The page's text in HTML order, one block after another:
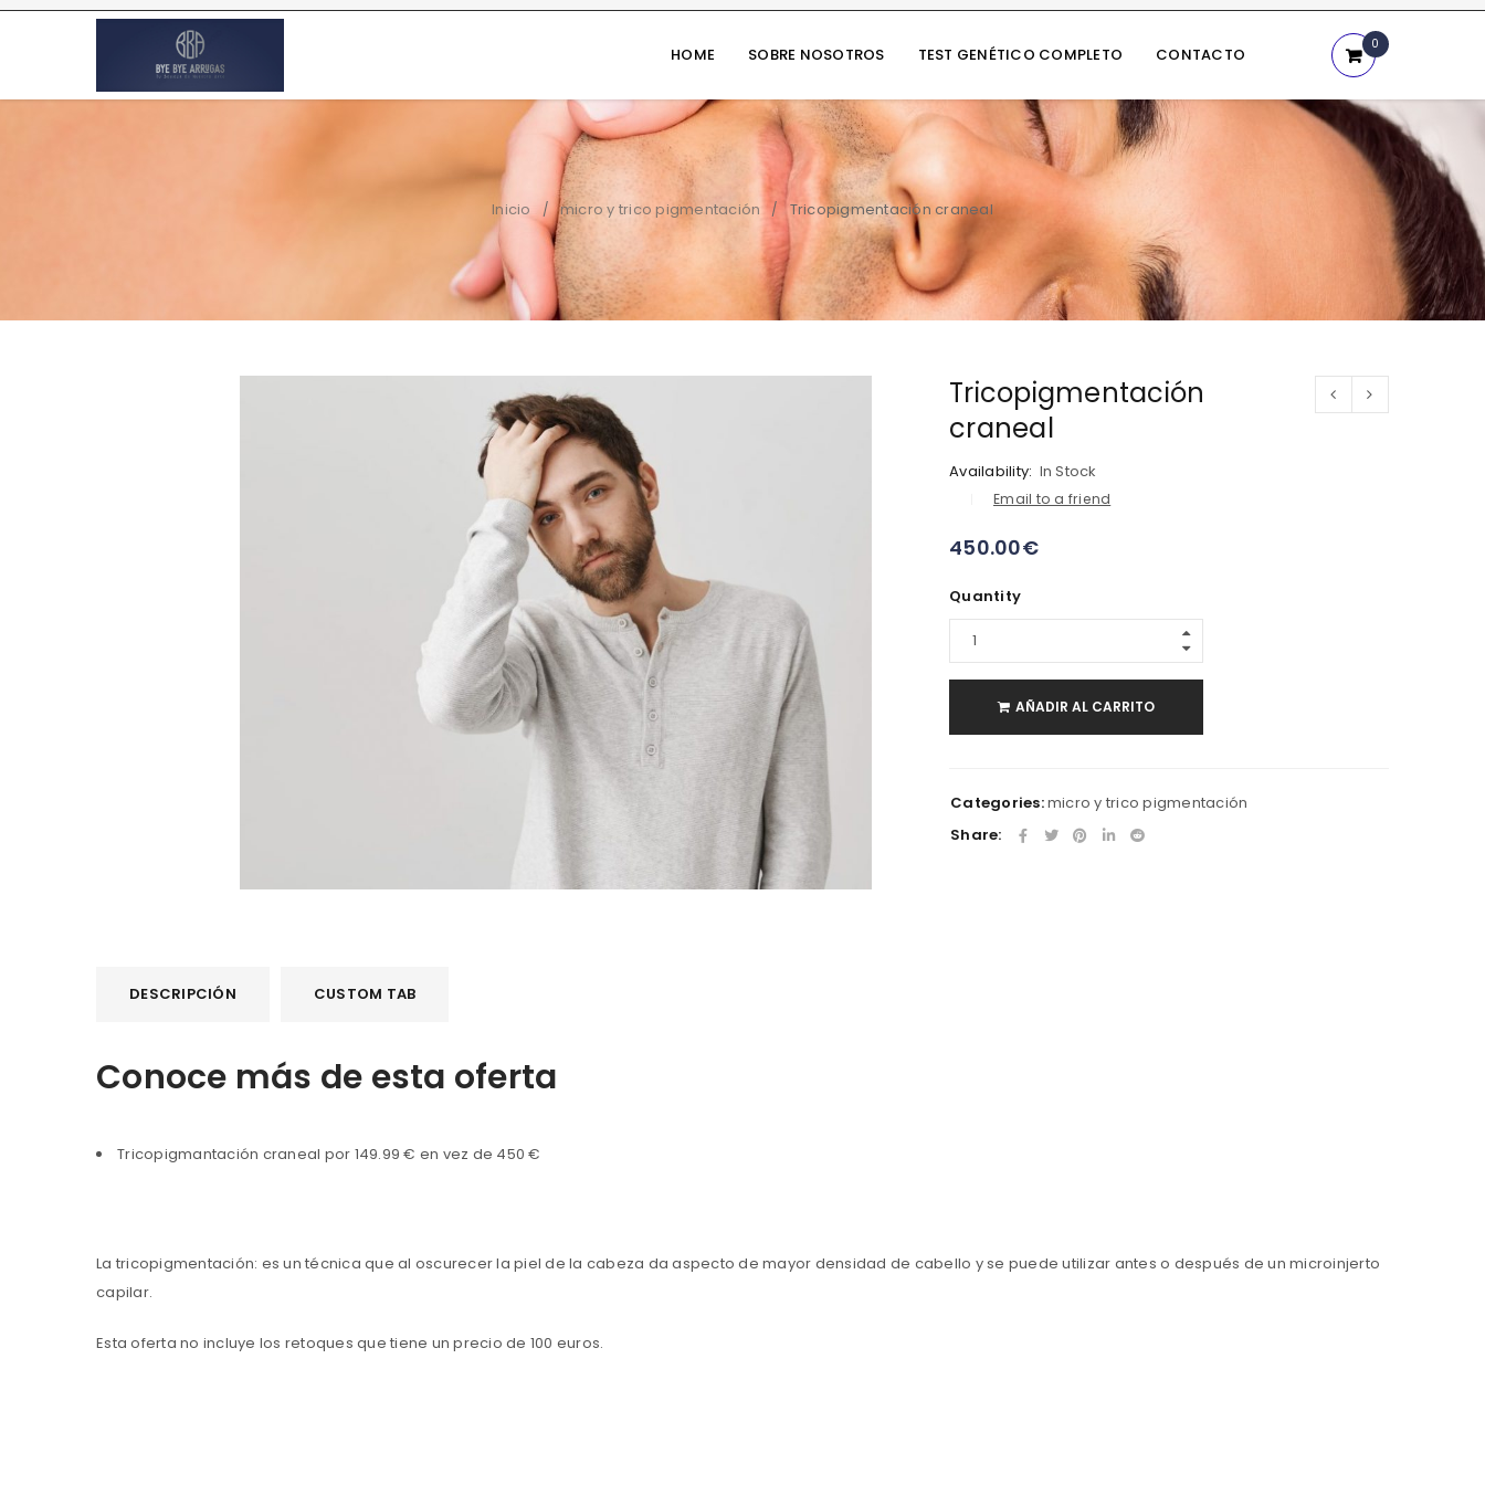
HOME SOBRE NOSOTROS TEST GENÉTICO COMPLETO CONTACTO
0
Inicio / micro y trico pigmentación / Tricopigmentación craneal
Tricopigmentación
craneal
Availability: In Stock
Email to a friend
450.00€
Quantity
AÑADIR AL CARRITO
Categories:micro y trico pigmentación
Share:
DESCRIPCIÓN CUSTOM TAB
Conoce más de esta oferta
Tricopigmantación craneal por 149.99 € en vez de 450 €
La tricopigmentación: es un técnica que al oscurecer la piel de la cabeza da aspecto de mayor densidad de cabello y se puede utilizar antes o después de un microinjerto
capilar.
Esta oferta no incluye los retoques que tiene un precio de 100 euros.